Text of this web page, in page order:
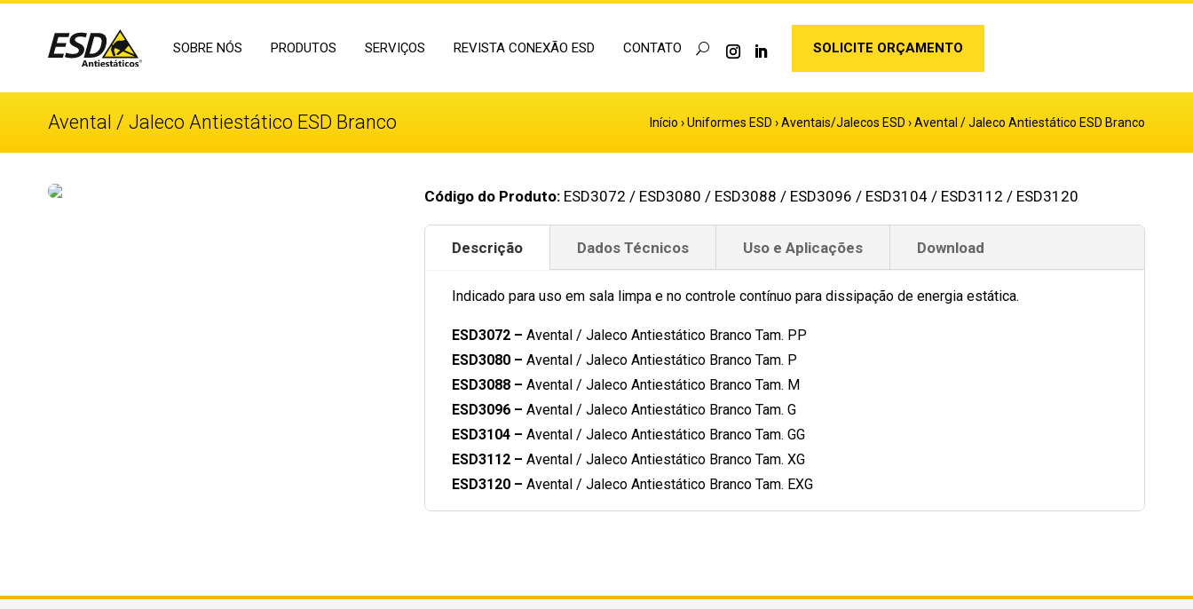
SOBRE NÓS PRODUTOS SERVIÇOS REVISTA CONEXÃO ESD CONTATO SOLICITE ORÇAMENTO
Avental / Jaleco Antiestático ESD Branco Início ›Uniformes ESD ›Aventais/Jalecos ESD ›Avental / Jaleco Antiestático ESD Branco
Código do Produto: ESD3072 / ESD3080 / ESD3088 / ESD3096 / ESD3104 / ESD3112 / ESD3120
Descrição Dados Técnicos Uso e Aplicações Download
Indicado para uso em sala limpa e no controle contínuo para dissipação de energia estática.
ESD3072 – Avental / Jaleco Antiestático Branco Tam. PP
ESD3080 – Avental / Jaleco Antiestático Branco Tam. P
ESD3088 – Avental / Jaleco Antiestático Branco Tam. M
ESD3096 – Avental / Jaleco Antiestático Branco Tam. G
ESD3104 – Avental / Jaleco Antiestático Branco Tam. GG
ESD3112 – Avental / Jaleco Antiestático Branco Tam. XG
ESD3120 – Avental / Jaleco Antiestático Branco Tam. EXG